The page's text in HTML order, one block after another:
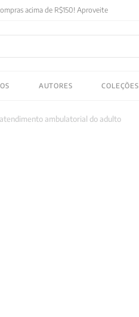
acima de R$150! Aproveite
AUTORES COLEÇÕES
ambulatorial do adulto